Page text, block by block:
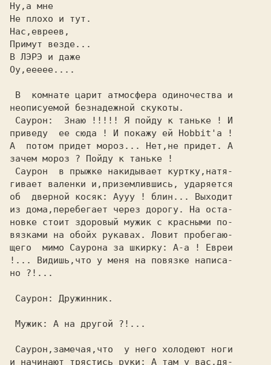
Ну,а мне
Не плохо и тут.
Нас,евреев,
Примут везде...
В ЛЭРЭ и даже
Оу,еееее....
приведу  ее сюда ! И покажу ей Hobbit'а !
А  потом придет мороз... Нет,не придет. А
зачем мороз ? Пойду к таньке !
гивает валенки и,приземлившись, ударяется
об  дверной косяк: Аууу ! блин... Выходит
из дома,перебегает через дорогу. На оста-
новке стоит здоровый мужик с красными по-
вязками на обойх рукавах. Ловит пробегаю-
щего  мимо Саурона за шкирку: А-а ! Евреи
!... Видишь,что у меня на повязке написа-
но ?!...
и начинают трястись руки: А там у вас,дя-